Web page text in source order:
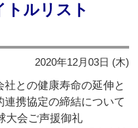
トルリスト
2020年12月03日 (木)
社との健康寿命の延伸と
携協定の締結について
大会ご声援御礼